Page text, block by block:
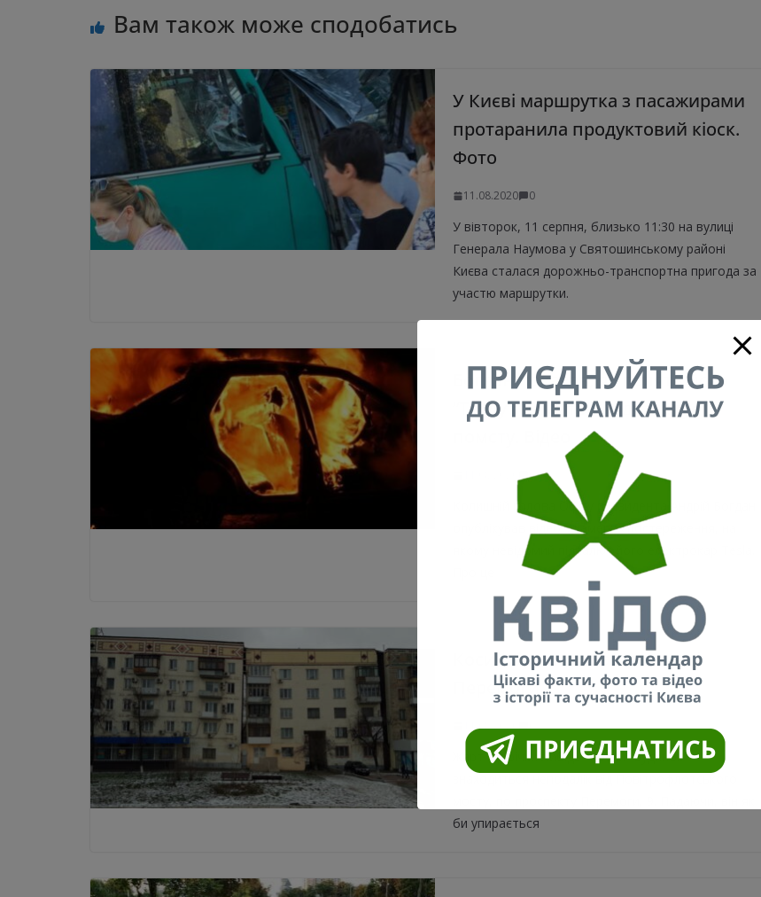
Вам також може сподобатись
У Києві маршрутка з пасажирами
протаранила продуктовий кіоск.
Фото
11.08.2020 0
У вівторок, 11 серпня, близько 11:30 на вулиці
Генерала Наумова у Святошинському районі
Києва сталася дорожньо-транспортна пригода за
участю маршрутки.
Богдан показав, як палять його
“Теслу”: винить владу і готує
0
Колишній голова Офісу президента Андрій Богдан
опублікував відео з камери спостереження, на
якому невідомий підпалює його електрокар Tesla.
Косий будинок на проспекті
Перемоги
11.08.2020 0
Жарт від річки Либідь “Косий” будинок
би упирається